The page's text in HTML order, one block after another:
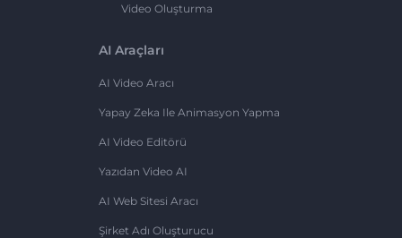
Video Oluşturma
AI Araçları
AI Video Aracı
Yapay Zeka Ile Animasyon Yapma
AI Video Editörü
Yazıdan Video AI
AI Web Sitesi Aracı
Şirket Adı Oluşturucu